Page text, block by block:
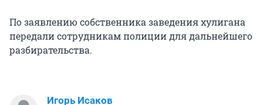
По заявлению собственника заведения хулигана
передали сотрудникам полиции для дальнейшего
разбирательства.
Игорь Исаков